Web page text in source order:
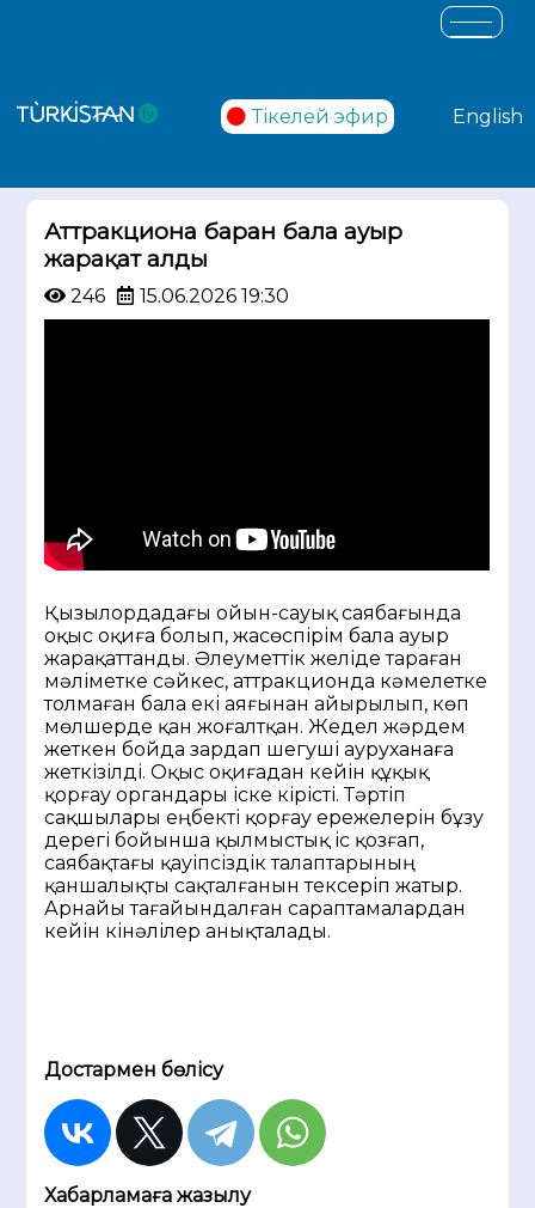
Тікелей эфир English
Аттракционға барған бала ауыр
жарақат алды
246 15.06.2026 19:30
Қызылордадағы ойын-сауық саябағында
оқыс оқиға болып, жасөспірім бала ауыр
жарақаттанды. Әлеуметтік желіде тараған
мәліметке сәйкес, аттракционда кәмелетке
толмаған бала екі аяғынан айырылып, көп
мөлшерде қан жоғалтқан. Жедел жәрдем
жеткен бойда зардап шегуші ауруханаға
жеткізілді. Оқыс оқиғадан кейін құқық
қорғау органдары іске кірісті. Тәртіп
сақшылары еңбекті қорғау ережелерін бұзу
дерегі бойынша қылмыстық іс қозғап,
саябақтағы қауіпсіздік талаптарының
қаншалықты сақталғанын тексеріп жатыр.
Арнайы тағайындалған сараптамалардан
кейін кінәлілер анықталады.
Достармен бөлісу
Хабарламаға жазылу